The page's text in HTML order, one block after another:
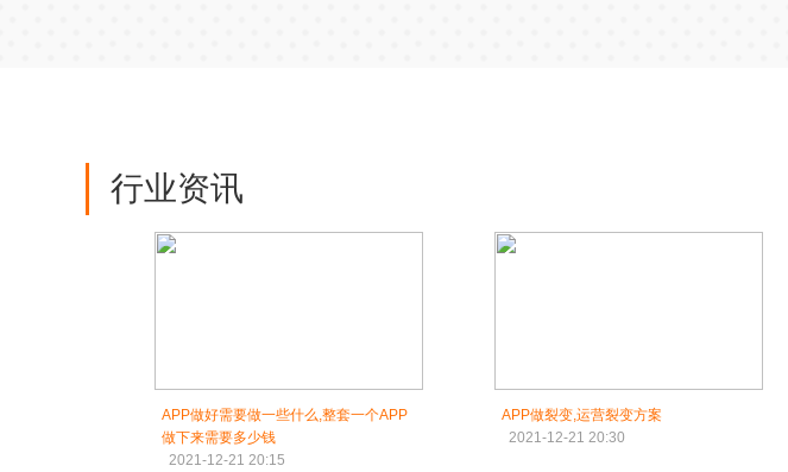
行业资讯
APP做好需要做一些什么,整套一个APP
做下来需要多少钱
2021-12-21 20:15
APP做裂变,运营裂变方案
2021-12-21 20:30